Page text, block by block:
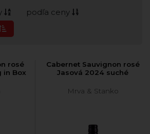
podľa ceny
rosé
in Box
Cabernet Sauvignon rosé
Jasová 2024 suché
Mrva & Stanko